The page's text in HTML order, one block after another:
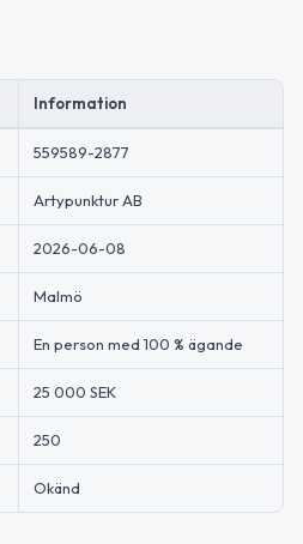
Information
559589-2877
Artypunktur AB
2026-06-08
Malmö
En person med 100 % ägande
25 000 SEK
250
Okänd